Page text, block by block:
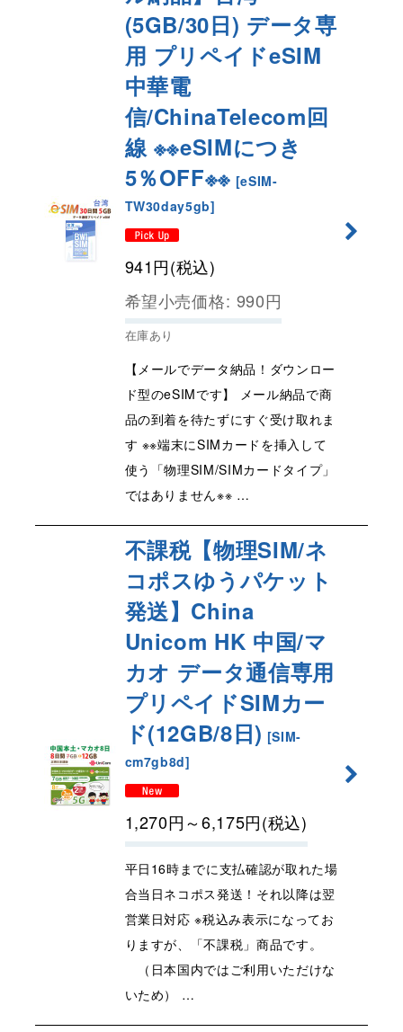
(5GB/30日) データ専
用 プリペイドeSIM
中華電
信/ChinaTelecom回
線 ※※eSIMにつき
5％OFF※※ [eSIM-
TW30day5gb]
941円(税込)
希望小売価格: 990円
在庫あり
【メールでデータ納品！ダウンロー
ド型のeSIMです】 メール納品で商
品の到着を待たずにすぐ受け取れま
す ※※端末にSIMカードを挿入して
使う「物理SIM/SIMカードタイプ」
ではありません※※ …
不課税【物理SIM/ネ
コポスゆうパケット
発送】China
Unicom HK 中国/マ
カオ データ通信専用
プリペイドSIMカー
ド(12GB/8日) [SIM-
cm7gb8d]
1,270円～6,175円(税込)
平日16時までに支払確認が取れた場
合当日ネコポス発送！それ以降は翌
営業日対応 ※税込み表示になってお
りますが、「不課税」商品です。
（日本国内ではご利用いただけな
いため） …